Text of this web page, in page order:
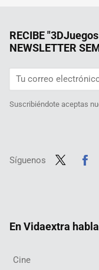
RECIBE
NEWSLETTER
Suscribiéndote aceptas
Síguenos
En Vidaextra
Cine